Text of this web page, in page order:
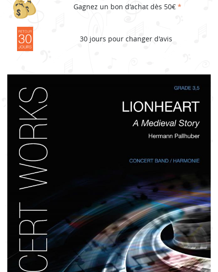
Gagnez un bon d'achat dès 50€ *
30 jours pour changer d'avis